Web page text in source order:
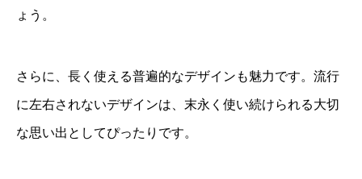
ょう。
さらに、長く使える普遍的なデザインも魅力です。流行
に左右されないデザインは、末永く使い続けられる大切
な思い出としてぴったりです。